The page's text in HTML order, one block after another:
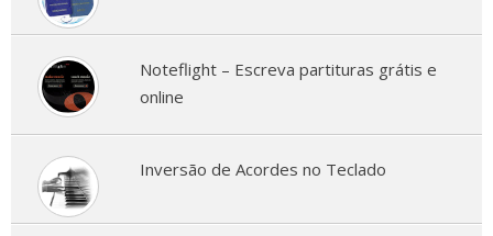
Noteflight – Escreva partituras grátis e
online
Inversão de Acordes no Teclado